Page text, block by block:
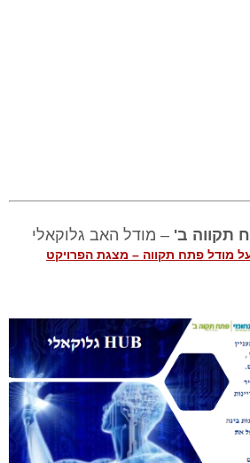
תקווה ב'– מודל האב גלוקאלי
מודל פתח תקווה – מצגת הפרויקט